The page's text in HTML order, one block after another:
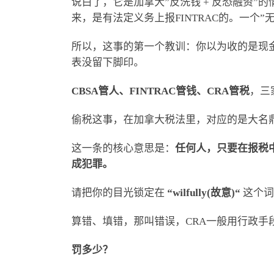
来，是有法定义务上报FINTRAC的。一个”
所以，这事的第一个教训：你以为收的是
表没留下脚印。
CBSA管人、 FINTRAC管钱、 CRA管税，三
偷税这事，在加拿大税法里，对应的是大名
这一条的核心意思是： 任何人，只要在报税
成犯罪。
请把你的目光锁定在 “wilfully(故意)“ 这个词
算错、填错，那叫错误，CRA一般用行政
罚多少？